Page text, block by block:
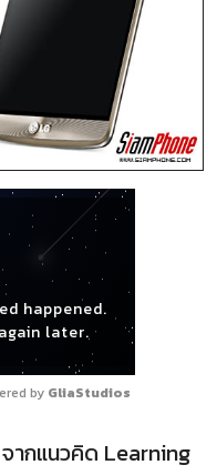
happened.
later.
by GliaStudios
ากแนวคิด Learning